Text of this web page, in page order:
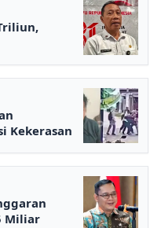
Kekerasan
Miliar